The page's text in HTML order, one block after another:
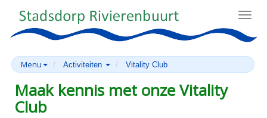
Menu Activiteiten Vitality Club
Maak kennis met onze Vitality
Club